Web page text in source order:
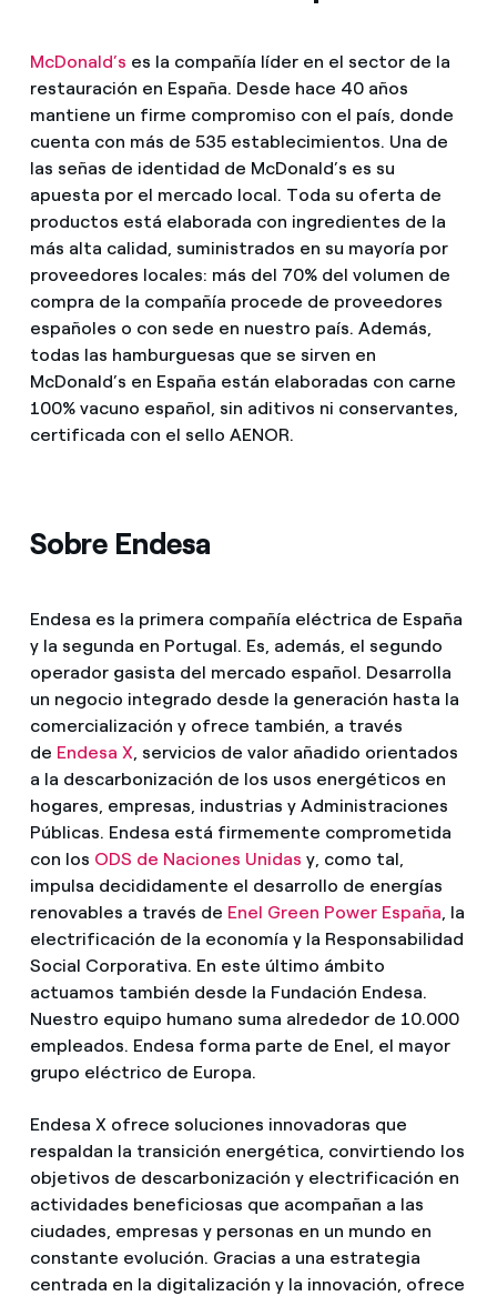
McDonald’s es la compañía líder en el sector de la
restauración en España. Desde hace 40 años
mantiene un firme compromiso con el país, donde
cuenta con más de 535 establecimientos. Una de
las señas de identidad de McDonald’s es su
apuesta por el mercado local. Toda su oferta de
productos está elaborada con ingredientes de la
más alta calidad, suministrados en su mayoría por
proveedores locales: más del 70% del volumen de
compra de la compañía procede de proveedores
españoles o con sede en nuestro país. Además,
todas las hamburguesas que se sirven en
McDonald’s en España están elaboradas con carne
100% vacuno español, sin aditivos ni conservantes,
certificada con el sello AENOR.
Sobre Endesa
Endesa es la primera compañía eléctrica de España
y la segunda en Portugal. Es, además, el segundo
operador gasista del mercado español. Desarrolla
un negocio integrado desde la generación hasta la
comercialización y ofrece también, a través
de Endesa X, servicios de valor añadido orientados
a la descarbonización de los usos energéticos en
hogares, empresas, industrias y Administraciones
Públicas. Endesa está firmemente comprometida
con los ODS de Naciones Unidas y, como tal,
impulsa decididamente el desarrollo de energías
renovables a través de Enel Green Power España, la
electrificación de la economía y la Responsabilidad
Social Corporativa. En este último ámbito
actuamos también desde la Fundación Endesa.
Nuestro equipo humano suma alrededor de 10.000
empleados. Endesa forma parte de Enel, el mayor
grupo eléctrico de Europa.
Endesa X ofrece soluciones innovadoras que
respaldan la transición energética, convirtiendo los
objetivos de descarbonización y electrificación en
actividades beneficiosas que acompañan a las
ciudades, empresas y personas en un mundo en
constante evolución. Gracias a una estrategia
centrada en la digitalización y la innovación, ofrece